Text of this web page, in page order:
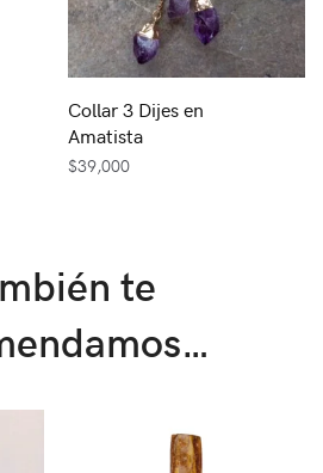
Collar 3 Dijes en
Amatista
$39,000
te